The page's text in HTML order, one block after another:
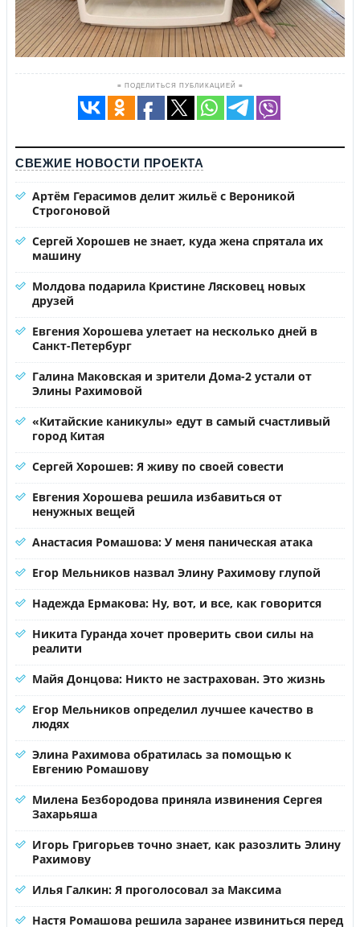
≡ ПОДЕЛИТЬСЯ ПУБЛИКАЦИЕЙ ≡
СВЕЖИЕ НОВОСТИ ПРОЕКТА
Артём Герасимов делит жильё с Вероникой
Строгоновой
Сергей Хорошев не знает, куда жена спрятала их
машину
Молдова подарила Кристине Лясковец новых
друзей
Евгения Хорошева улетает на несколько дней в
Санкт-Петербург
Галина Маковская и зрители Дома-2 устали от
Элины Рахимовой
«Китайские каникулы» едут в самый счастливый
город Китая
Сергей Хорошев: Я живу по своей совести
Евгения Хорошева решила избавиться от
ненужных вещей
Анастасия Ромашова: У меня паническая атака
Егор Мельников назвал Элину Рахимову глупой
Надежда Ермакова: Ну, вот, и все, как говорится
Никита Гуранда хочет проверить свои силы на
реалити
Майя Донцова: Никто не застрахован. Это жизнь
Егор Мельников определил лучшее качество в
людях
Элина Рахимова обратилась за помощью к
Евгению Ромашову
Милена Безбородова приняла извинения Сергея
Захарьяша
Игорь Григорьев точно знает, как разозлить Элину
Рахимову
Илья Галкин: Я проголосовал за Максима
Настя Ромашова решила заранее извиниться перед